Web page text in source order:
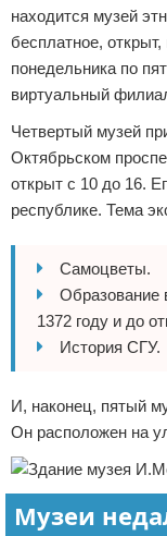
находится музей
бесплатное,
понедельника по
виртуальный
Четвертый музей
Октябрьском
открыт с 10 до 16.
республике. Тема
Самоцветы.
Образование
1372 году и до
История СГУ.
И, наконец, пятый
Он расположен на
Музеи